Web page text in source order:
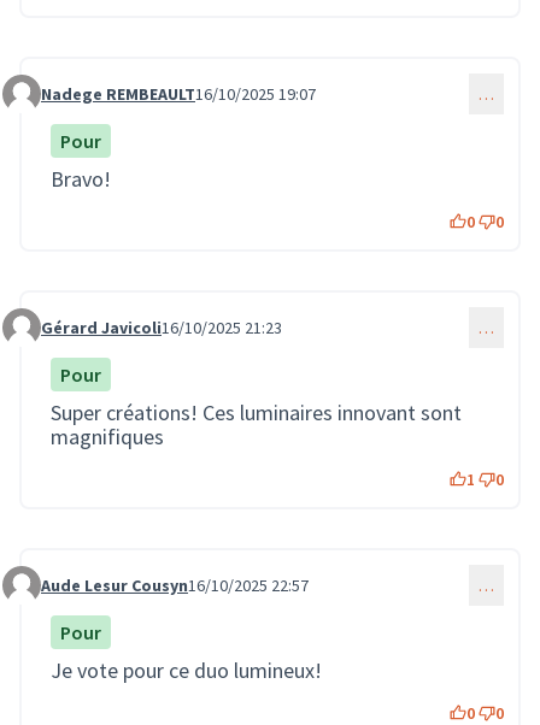
Commentaire 3884
Nadege REMBEAULT16/10/2025 19:07 …
Pour
Bravo!
0 0
Commentaire 3886
Gérard Javicoli16/10/2025 21:23 …
Pour
Super créations! Ces luminaires innovant sont
magnifiques
1 0
Commentaire 3890
Aude Lesur Cousyn16/10/2025 22:57 …
Pour
Je vote pour ce duo lumineux!
0 0